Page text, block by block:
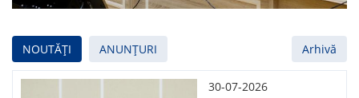
NOUTĂȚI ANUNȚURI Arhivă
30-07-2026